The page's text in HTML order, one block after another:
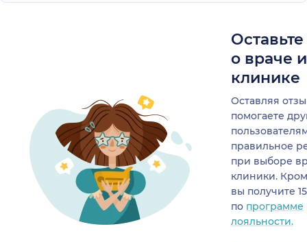
о враче
клинике
Оставляя
помогаете
правильное
при выборе
клиники.
вы получите
по программе
лояльности.